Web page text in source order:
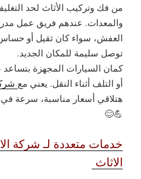
من فك وتركيب الأثاث لحد
والمعدات. عندهم فريق عمل
العفش، سواء كان ثقيل أو
توصل سليمة للمكان الجديد.
كمان السيارات المجهزة
أو التلف أثناء النقل. يعني مع
هتلاقي أسعار مناسبة، سرعة
💪😊
خدمات متعددة لـ شركة
الاثاث